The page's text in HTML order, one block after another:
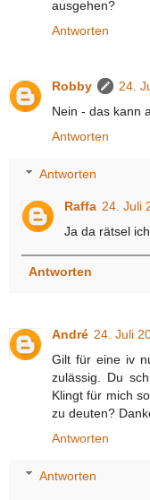
ausgehen?
Antworten
Robby
24.
Nein - das kann
Antworten
Antworten
Raffa 24. Juli
Ja da rätsel
Antworten
André 24. Juli
Gilt für eine iv
zulässig. Du
Klingt für mich
zu deuten?
Antworten
Antworten